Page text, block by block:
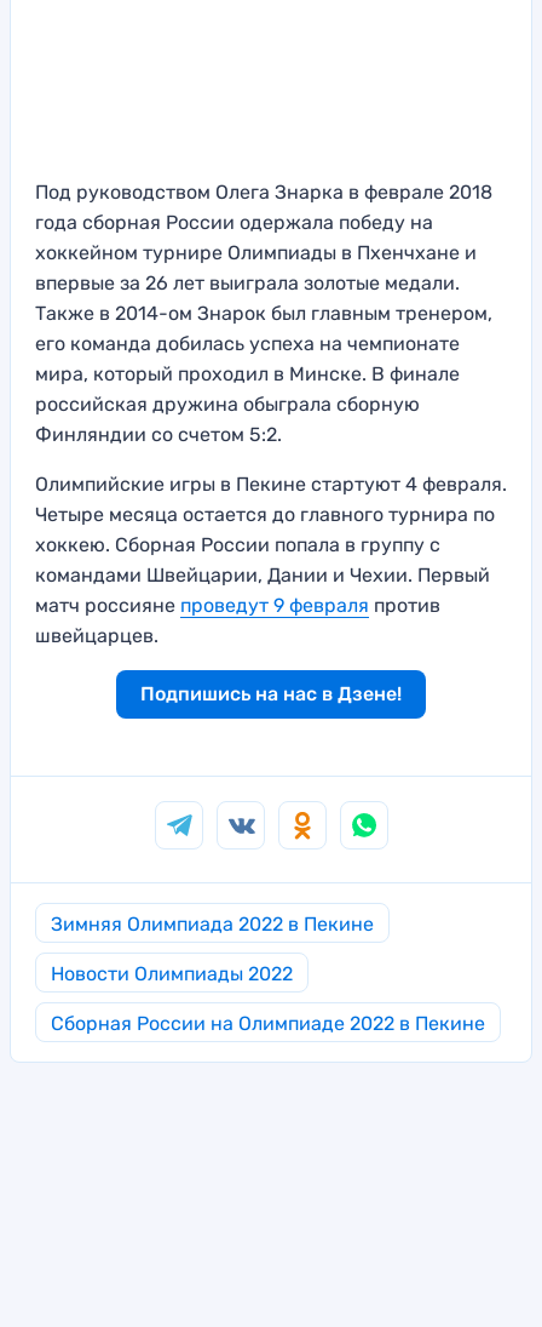
Под руководством Олега Знарка в феврале 2018
года сборная России одержала победу на
хоккейном турнире Олимпиады в Пхенчхане и
впервые за 26 лет выиграла золотые медали.
Также в 2014-ом Знарок был главным тренером,
его команда добилась успеха на чемпионате
мира, который проходил в Минске. В финале
российская дружина обыграла сборную
Финляндии со счетом 5:2.
Олимпийские игры в Пекине стартуют 4 февраля.
Четыре месяца остается до главного турнира по
хоккею. Сборная России попала в группу с
командами Швейцарии, Дании и Чехии. Первый
матч россияне проведут 9 февраля против
швейцарцев.
Подпишись на нас в Дзене!
Зимняя Олимпиада 2022 в Пекине
Новости Олимпиады 2022
Сборная России на Олимпиаде 2022 в Пекине